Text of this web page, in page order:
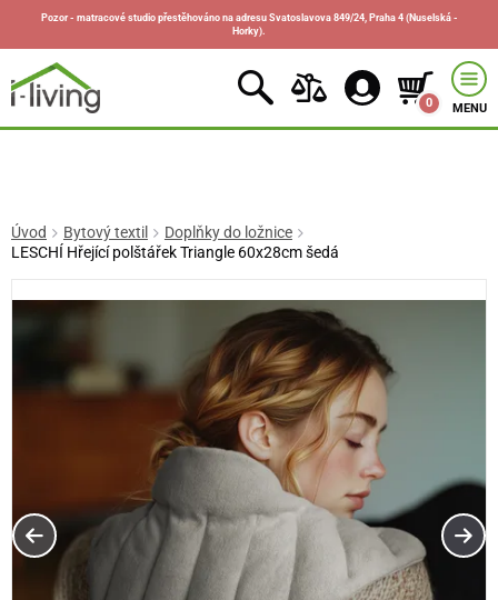
Pozor - matracové studio přestěhováno na adresu Svatoslavova 849/24, Praha 4 (Nuselská -
Horky).
0 MENU
Úvod Bytový textil
Doplňky do ložnice
LESCHÍ Hřející polštářek Triangle 60x28cm šedá